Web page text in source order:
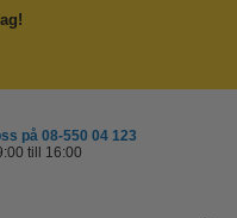
på 08-550 04 123
till 16:00